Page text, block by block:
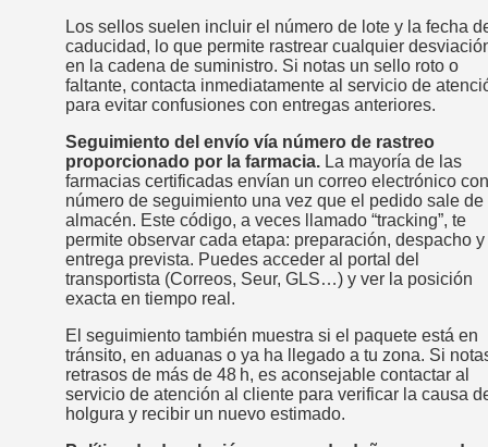
Los sellos suelen incluir el número de lote y la fecha
caducidad, lo que permite rastrear cualquier
en la cadena de suministro. Si notas un sello roto o
faltante, contacta inmediatamente al servicio de
para evitar confusiones con entregas anteriores.
Seguimiento del envío vía número de rastreo
proporcionado por la farmacia. La mayoría de las
farmacias certificadas envían un correo electrónico
número de seguimiento una vez que el pedido sale de
almacén. Este código, a veces llamado “tracking”, te
permite observar cada etapa: preparación, despacho y
entrega prevista. Puedes acceder al portal del
transportista (Correos, Seur, GLS…) y ver la posición
exacta en tiempo real.
El seguimiento también muestra si el paquete está en
tránsito, en aduanas o ya ha llegado a tu zona. Si
retrasos de más de 48 h, es aconsejable contactar al
servicio de atención al cliente para verificar la causa
holgura y recibir un nuevo estimado.